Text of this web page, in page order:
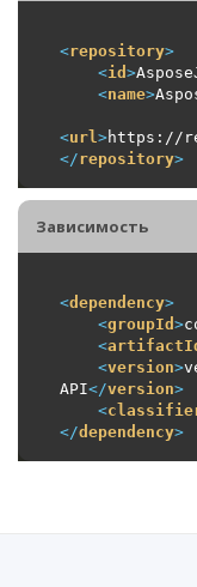
<repository>
<id >
<name>
<url >https://
</repository>
Зависимость
<dependency>
<groupId >
<
<version>
API</version>
<
</dependency>